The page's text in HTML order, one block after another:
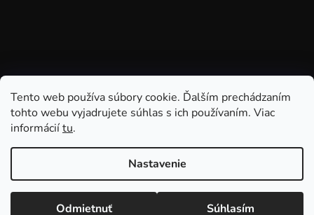
Tento web používa súbory cookie. Ďalším prechádzaním
tohto webu vyjadrujete súhlas s ich používaním. Viac
informáciítu.
Nastavenie
Odmietnuť Súhlasím